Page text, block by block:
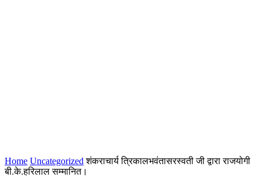
Home Uncategorized शंकराचार्य त्रिकालभवंतासरस्वती जी द्वारा राजयोगी
बी.के.हरिलाल सम्मानित।